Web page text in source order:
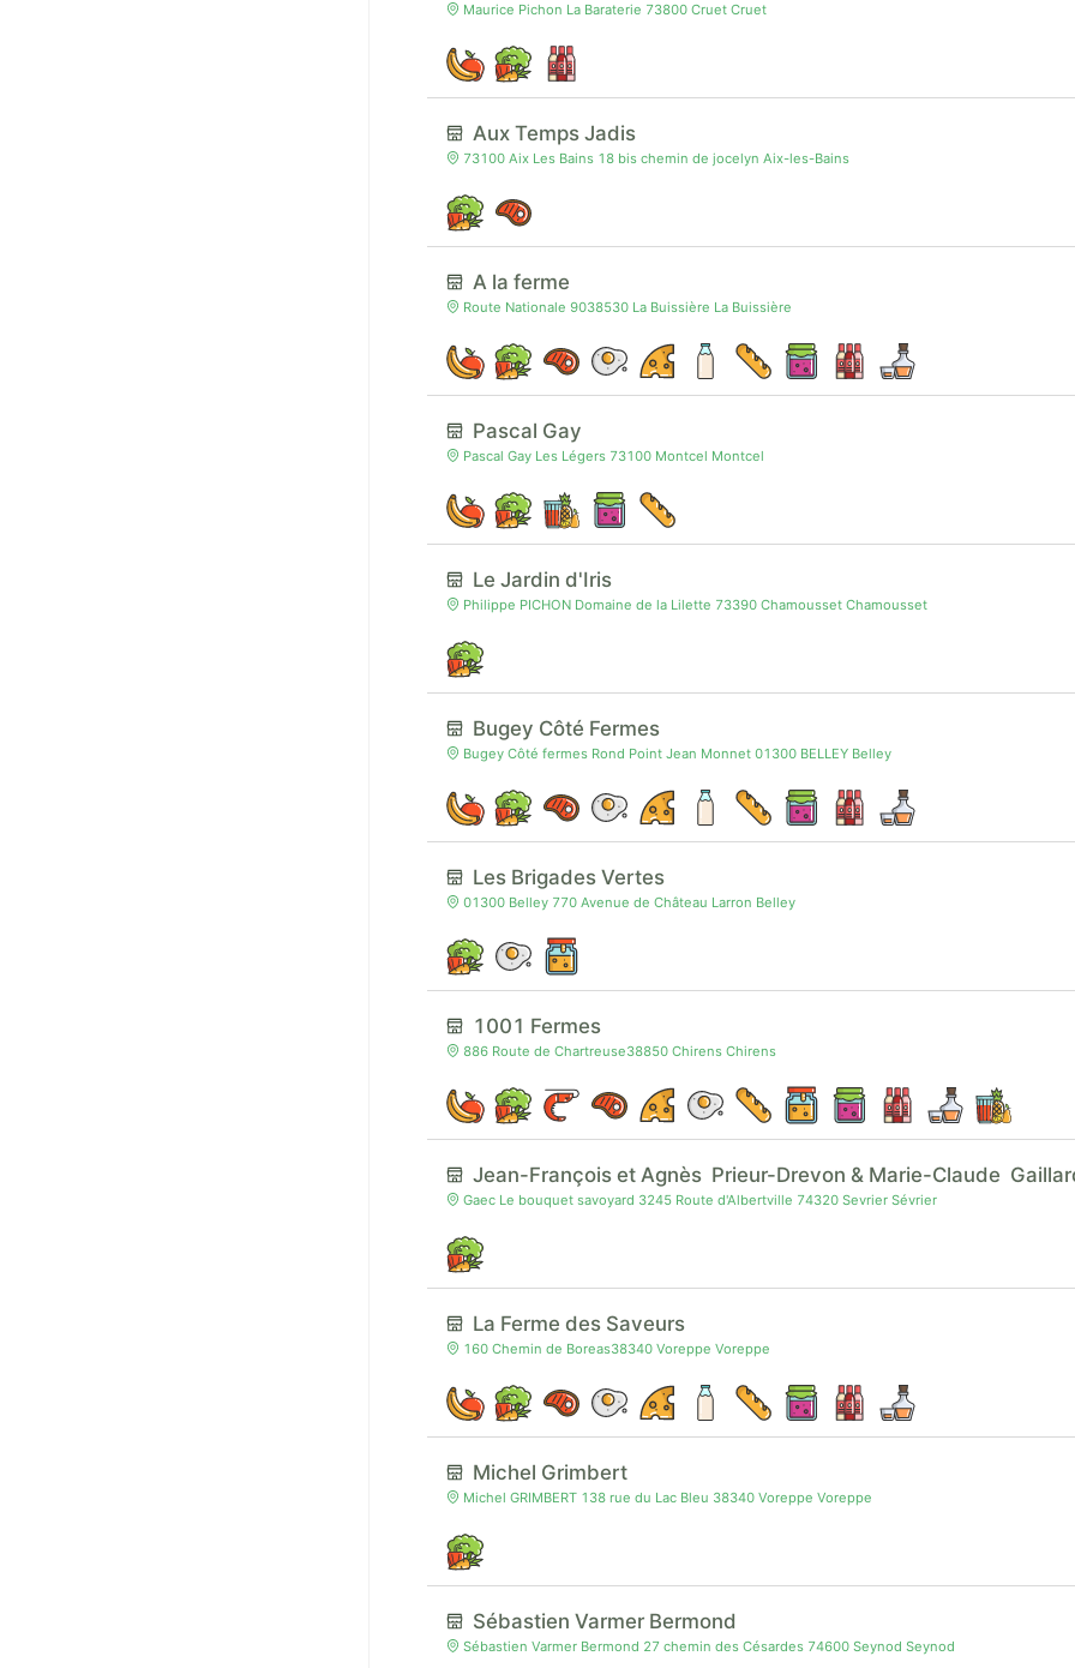
Maurice Pichon La Baraterie 73800 Cruet Cruet
Aux Temps Jadis
73100 Aix Les Bains 18 bis chemin de jocelyn Aix-les-Bains
A la ferme
Route Nationale 9038530 La Buissière La Buissière
Pascal Gay
Pascal Gay Les Légers 73100 Montcel Montcel
Le Jardin d'Iris
Philippe PICHON Domaine de la Lilette 73390 Chamousset Chamousset
Bugey Côté Fermes
Bugey Côté fermes Rond Point Jean Monnet 01300 BELLEY Belley
Les Brigades Vertes
01300 Belley 770 Avenue de Château Larron Belley
1001 Fermes
886 Route de Chartreuse38850 Chirens Chirens
Jean-François et Agnès Prieur-Drevon & Marie-Claude
Gaec Le bouquet savoyard 3245 Route d'Albertville 74320 Sevrier Sévrier
La Ferme des Saveurs
160 Chemin de Boreas38340 Voreppe Voreppe
Michel Grimbert
Michel GRIMBERT 138 rue du Lac Bleu 38340 Voreppe Voreppe
Sébastien Varmer Bermond
Sébastien Varmer Bermond 27 chemin des Césardes 74600 Seynod Seynod